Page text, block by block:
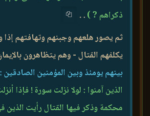
ذكراهم ? ). .
ثم يصور هلعهم وجبنهم وتهافتهم إذا
يكلفهم القتال - وهم يتظاهرون
بينهم يومئذ وبين المؤمنين الصادقين :
الذين آمنوا : لولا نزلت سورة ! فإذا
محكمة وذكر فيها القتال رأيت الذين